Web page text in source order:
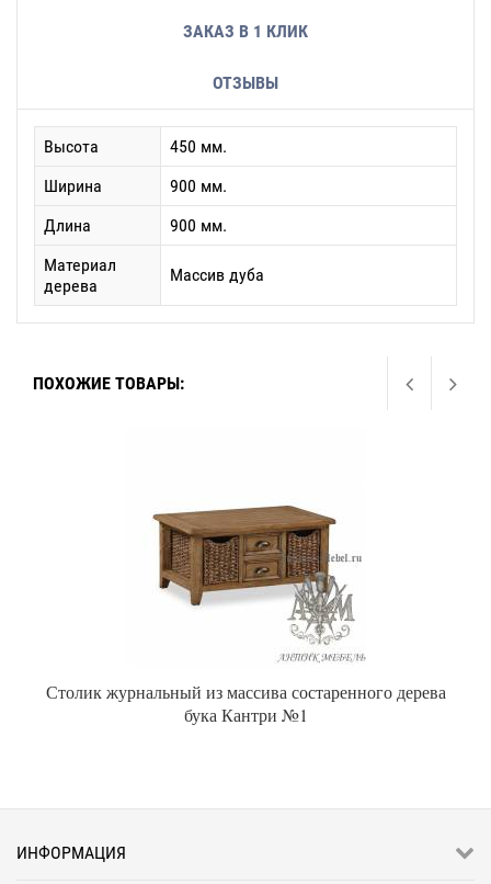
ЗАКАЗ В 1 КЛИК
ОТЗЫВЫ
Высота
450 мм.
Ширина
900 мм.
Длина
900 мм.
Материал
дерева
Массив дуба
ПОХОЖИЕ ТОВАРЫ:
Столик журнальный из массива состаренного дерева
бука Кантри №1
ИНФОРМАЦИЯ